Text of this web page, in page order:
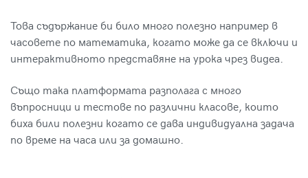
Това съдържание би било много полезно например в
часовете по математика, когато може да се включи и
интерактивното представяне на урока чрез видеа.
Също така платформата разполага с много
въпросници и тестове по различни класове, които
биха били полезни когато се дава индивидуална задача
по време на часа или за домашно.